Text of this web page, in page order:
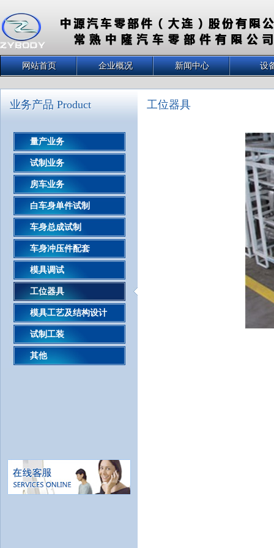
网站首页 企业概况 新闻中心 设
业务产品 Product
量产业务
试制业务
房车业务
白车身单件试制
车身总成试制
车身冲压件配套
模具调试
工位器具
模具工艺及结构设计
试制工装
其他
工位器具